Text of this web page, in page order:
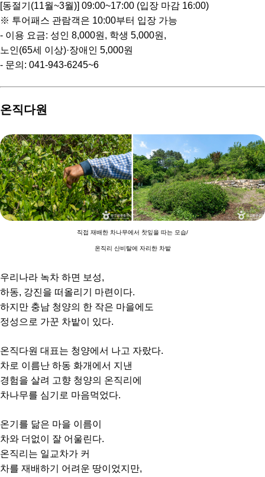
[동절기(11월~3월)] 09:00~17:00 (입장 마감 16:00)
※ 투어패스 관람객은 10:00부터 입장 가능
- 이용 요금: 성인 8,000원, 학생 5,000원,
노인(65세 이상)·장애인 5,000원
- 문의: 041-943-6245~6
온직다원
직접 재배한 차나무에서 찻잎을 따는 모습/
온직리 산비탈에 자리한 차밭
우리나라 녹차 하면 보성,
하동, 강진을 떠올리기 마련이다.
하지만 충남 청양의 한 작은 마을에도
정성으로 가꾼 차밭이 있다.
온직다원 대표는 청양에서 나고 자랐다.
차로 이름난 하동 화개에서 지낸
경험을 살려 고향 청양의 온직리에
차나무를 심기로 마음먹었다.
온기를 닮은 마을 이름이
차와 더없이 잘 어울린다.
온직리는 일교차가 커
차를 재배하기 어려운 땅이었지만,